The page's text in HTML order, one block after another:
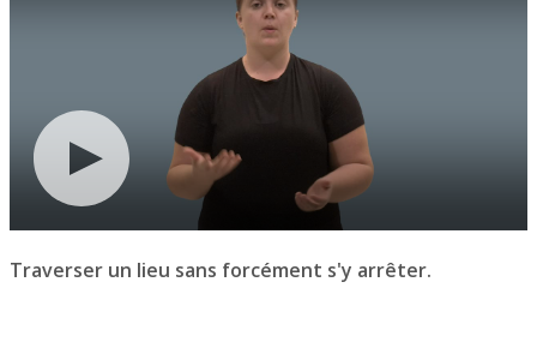
Traverser un lieu sans forcément s'y arrêter.